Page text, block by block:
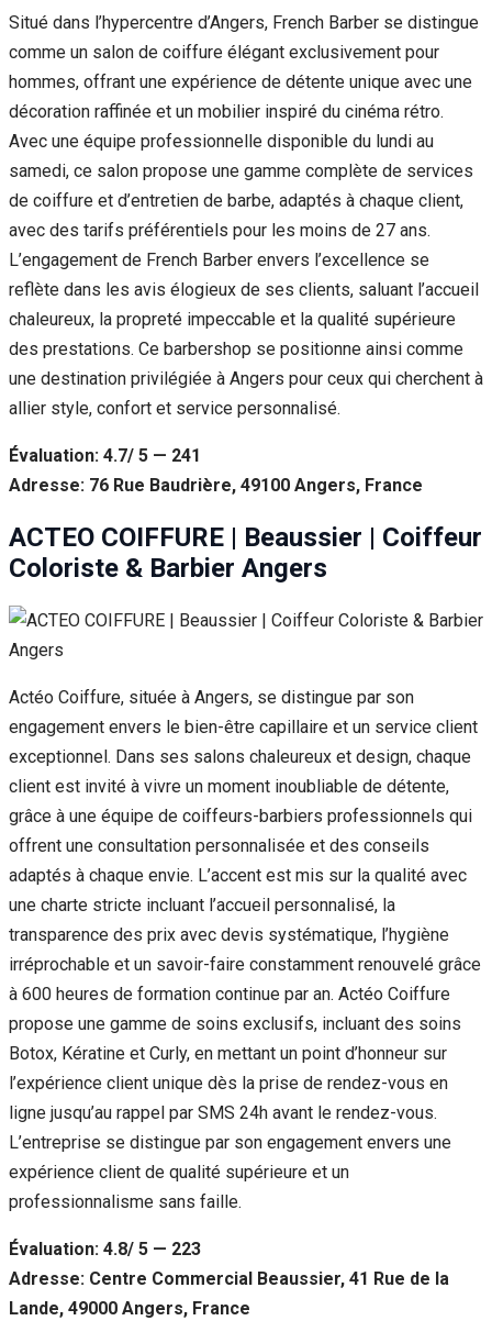
Situé dans l’hypercentre d’Angers, French Barber se distingue
comme un salon de coiffure élégant exclusivement pour
hommes, offrant une expérience de détente unique avec une
décoration raffinée et un mobilier inspiré du cinéma rétro.
Avec une équipe professionnelle disponible du lundi au
samedi, ce salon propose une gamme complète de services
de coiffure et d’entretien de barbe, adaptés à chaque client,
avec des tarifs préférentiels pour les moins de 27 ans.
L’engagement de French Barber envers l’excellence se
reflète dans les avis élogieux de ses clients, saluant l’accueil
chaleureux, la propreté impeccable et la qualité supérieure
des prestations. Ce barbershop se positionne ainsi comme
une destination privilégiée à Angers pour ceux qui cherchent à
allier style, confort et service personnalisé.
Évaluation: 4.7/ 5 — 241
Adresse: 76 Rue Baudrière, 49100 Angers, France
ACTEO COIFFURE | Beaussier | Coiffeur
Coloriste & Barbier Angers
Actéo Coiffure, située à Angers, se distingue par son
engagement envers le bien-être capillaire et un service client
exceptionnel. Dans ses salons chaleureux et design, chaque
client est invité à vivre un moment inoubliable de détente,
grâce à une équipe de coiffeurs-barbiers professionnels qui
offrent une consultation personnalisée et des conseils
adaptés à chaque envie. L’accent est mis sur la qualité avec
une charte stricte incluant l’accueil personnalisé, la
transparence des prix avec devis systématique, l’hygiène
irréprochable et un savoir-faire constamment renouvelé grâce
à 600 heures de formation continue par an. Actéo Coiffure
propose une gamme de soins exclusifs, incluant des soins
Botox, Kératine et Curly, en mettant un point d’honneur sur
l’expérience client unique dès la prise de rendez-vous en
ligne jusqu’au rappel par SMS 24h avant le rendez-vous.
L’entreprise se distingue par son engagement envers une
expérience client de qualité supérieure et un
professionnalisme sans faille.
Évaluation: 4.8/ 5 — 223
Adresse: Centre Commercial Beaussier, 41 Rue de la
Lande, 49000 Angers, France